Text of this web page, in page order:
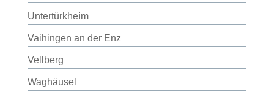
Untertürkheim
Vaihingen an der Enz
Vellberg
Waghäusel